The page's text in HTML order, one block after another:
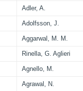
Adler, A.
Adolfsson, J.
Aggarwal, M. M.
Rinella, G. Aglieri
Agnello, M.
Agrawal, N.